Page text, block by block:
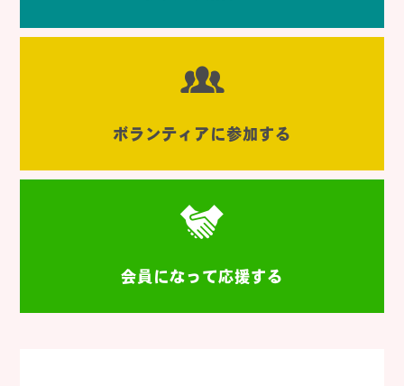
ボランティアに参加する
会員になって応援する